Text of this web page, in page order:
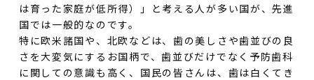
は育った家庭が低所得）」と考える人が多い国が、先進
国では一般的なのです。
特に欧米諸国や、北欧などは、歯の美しさや歯並びの良
さを大変気にするお国柄で、歯並びだけでなく予防歯科
に関しての意識も高く、国民の皆さんは、歯は白くてき